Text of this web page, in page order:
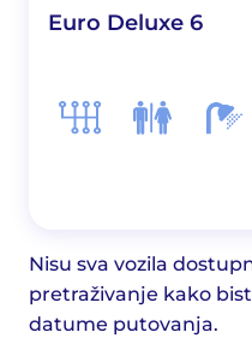
Euro Deluxe 6
Nisu sva vozila
pretraživanje kako
datume putovanja.